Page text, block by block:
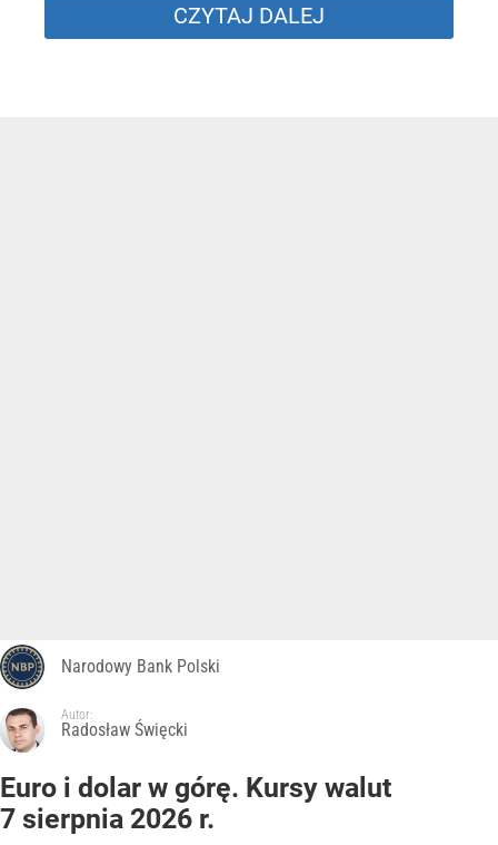
CZYTAJ DALEJ
Narodowy Bank Polski
Autor:
Radosław Święcki
Euro i dolar w górę. Kursy walut
7 sierpnia 2026 r.